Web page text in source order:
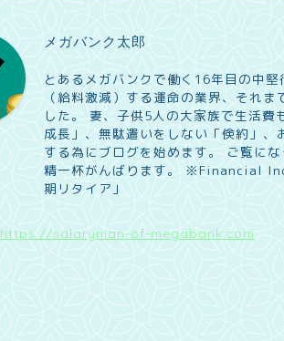
メガバンク太郎
とあるメガバンクで働く16年目の中
（給料激減）する運命の業界、それ
した。 妻、子供5人の大家族で生活費
成長」、無駄遣いをしない「倹約」
する為にブログを始めます。 ご覧に
精一杯がんばります。 ※Financial
期リタイア」
https://salaryman-of-megabank.com